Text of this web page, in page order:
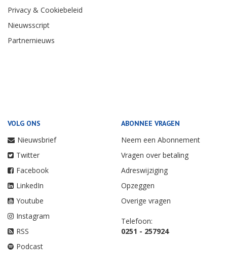
Privacy & Cookiebeleid
Nieuwsscript
Partnernieuws
VOLG ONS
Nieuwsbrief
Twitter
Facebook
LinkedIn
Youtube
Instagram
RSS
Podcast
ABONNEE VRAGEN
Neem een Abonnement
Vragen over betaling
Adreswijziging
Opzeggen
Overige vragen
Telefoon:
0251 - 257924